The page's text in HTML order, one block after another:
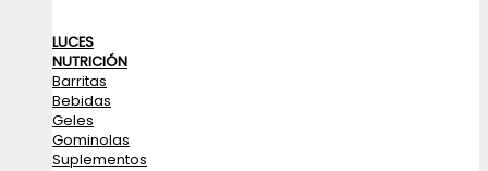
LUCES
NUTRICIÓN
Barritas
Bebidas
Geles
Gominolas
Suplementos